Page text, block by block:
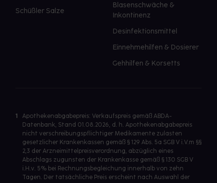
Schüßler Salze
Blasenschwäche &
Inkontinenz
Desinfektionsmittel
Einnehmehilfen & Dosierer
Gehhilfen & Korsetts
1
Apothekenabgabepreis: Verkaufspreis gemäß ABDA-
Datenbank, Stand 01.08.2026, d. h. Apothekenabgabepreis
nicht verschreibungspflichtiger Medikamente zulasten
gesetzlicher Krankenkassen gemäß § 129 Abs. 5a SGB V i.V.m §§
2,3 der Arzneimittelpreisverordnung, abzüglich eines
Abschlags zugunsten der Krankenkasse gemäß § 130 SGB V
i.H.v. 5% bei Rechnungsbegleichung innerhalb von zehn
Tagen. Der tatsächliche Preis erscheint nach Auswahl der